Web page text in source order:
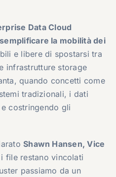
Data Cloud
semplificare la mobilità dei
e libere di spostarsi tra
infrastrutture storage
quando concetti come
tradizionali, i dati
costringendo gli
Shawn Hansen, Vice
file restano vincolati
passiamo da un